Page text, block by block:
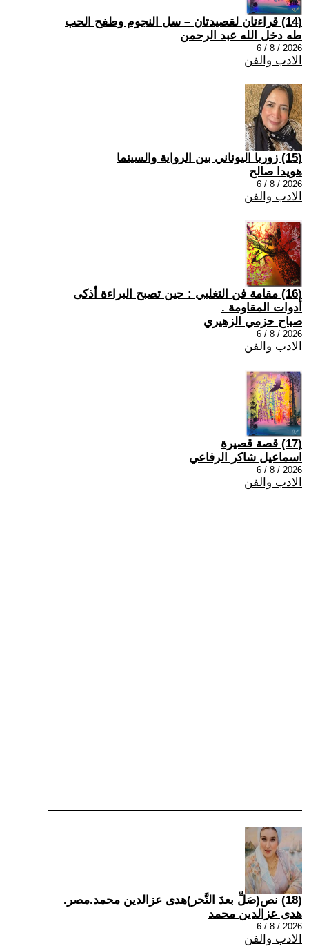
(14) قراءتان لقصيدتان – سل النجوم وطفح الحب
طه دخل الله عبد الرحمن
2026 / 8 / 6
الادب والفن
(15) زوربا اليوناني بين الرواية والسينما
هويدا صالح
2026 / 8 / 6
الادب والفن
(16) مقامة فن التغلبي : حين تصبح البراءة أذكى
أدوات المقاومة .
صباح حزمي الزهيري
2026 / 8 / 6
الادب والفن
(17) قصة قصيرة
اسماعيل شاكر الرفاعي
2026 / 8 / 6
الادب والفن
(18) نص(صَلِّ بعدَ النَّحر)هدى عزالدين محمد.مصر.
هدى عزالدين محمد
2026 / 8 / 6
الادب والفن